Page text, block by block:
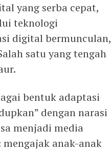
yang serba cepat,
teknologi
digital bermunculan,
satu yang tengah
bentuk adaptasi
dengan narasi
menjadi media
anak-anak